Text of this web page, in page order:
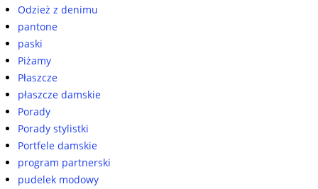
Odzież z denimu
pantone
paski
Piżamy
Płaszcze
płaszcze damskie
Porady
Porady stylistki
Portfele damskie
program partnerski
pudelek modowy